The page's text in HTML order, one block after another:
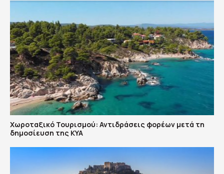
Χωροταξικό Τουρισμού: Αντιδράσεις φορέων μετά τη
δημοσίευση της ΚΥΑ